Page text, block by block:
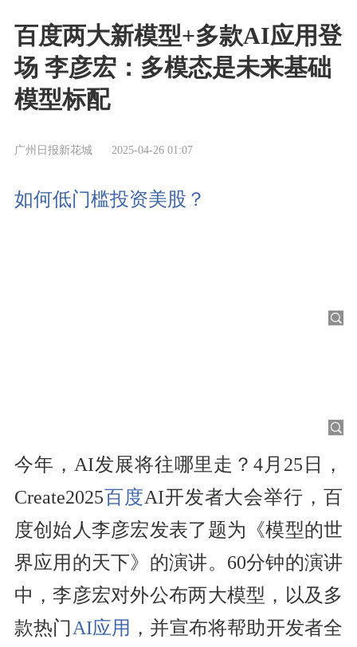
百度两大新模型+多款AI应用登
场 李彦宏：多模态是未来基础
模型标配
广州日报新花城 2025-04-26 01:07
如何低门槛投资美股？
今年，AI发展将往哪里走？4月25日，
Create2025 百度AI开发者大会举行，百
度创始人李彦宏发表了题为《模型的世
界应用的天下》的演讲。60分钟的演讲
中，李彦宏对外公布两大模型，以及多
款热门 AI应用 ，并宣布将帮助开发者全